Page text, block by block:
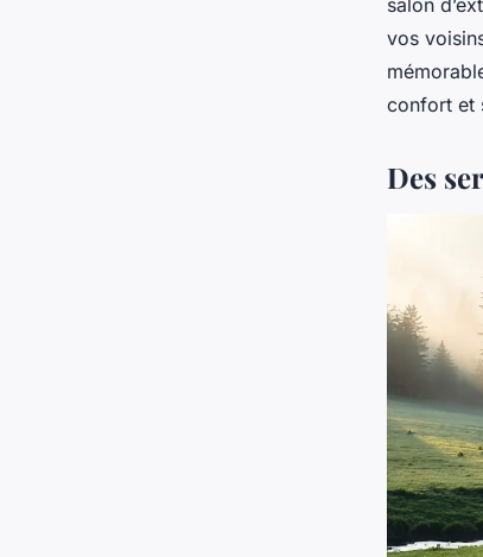
salon
vos
confort et
Des